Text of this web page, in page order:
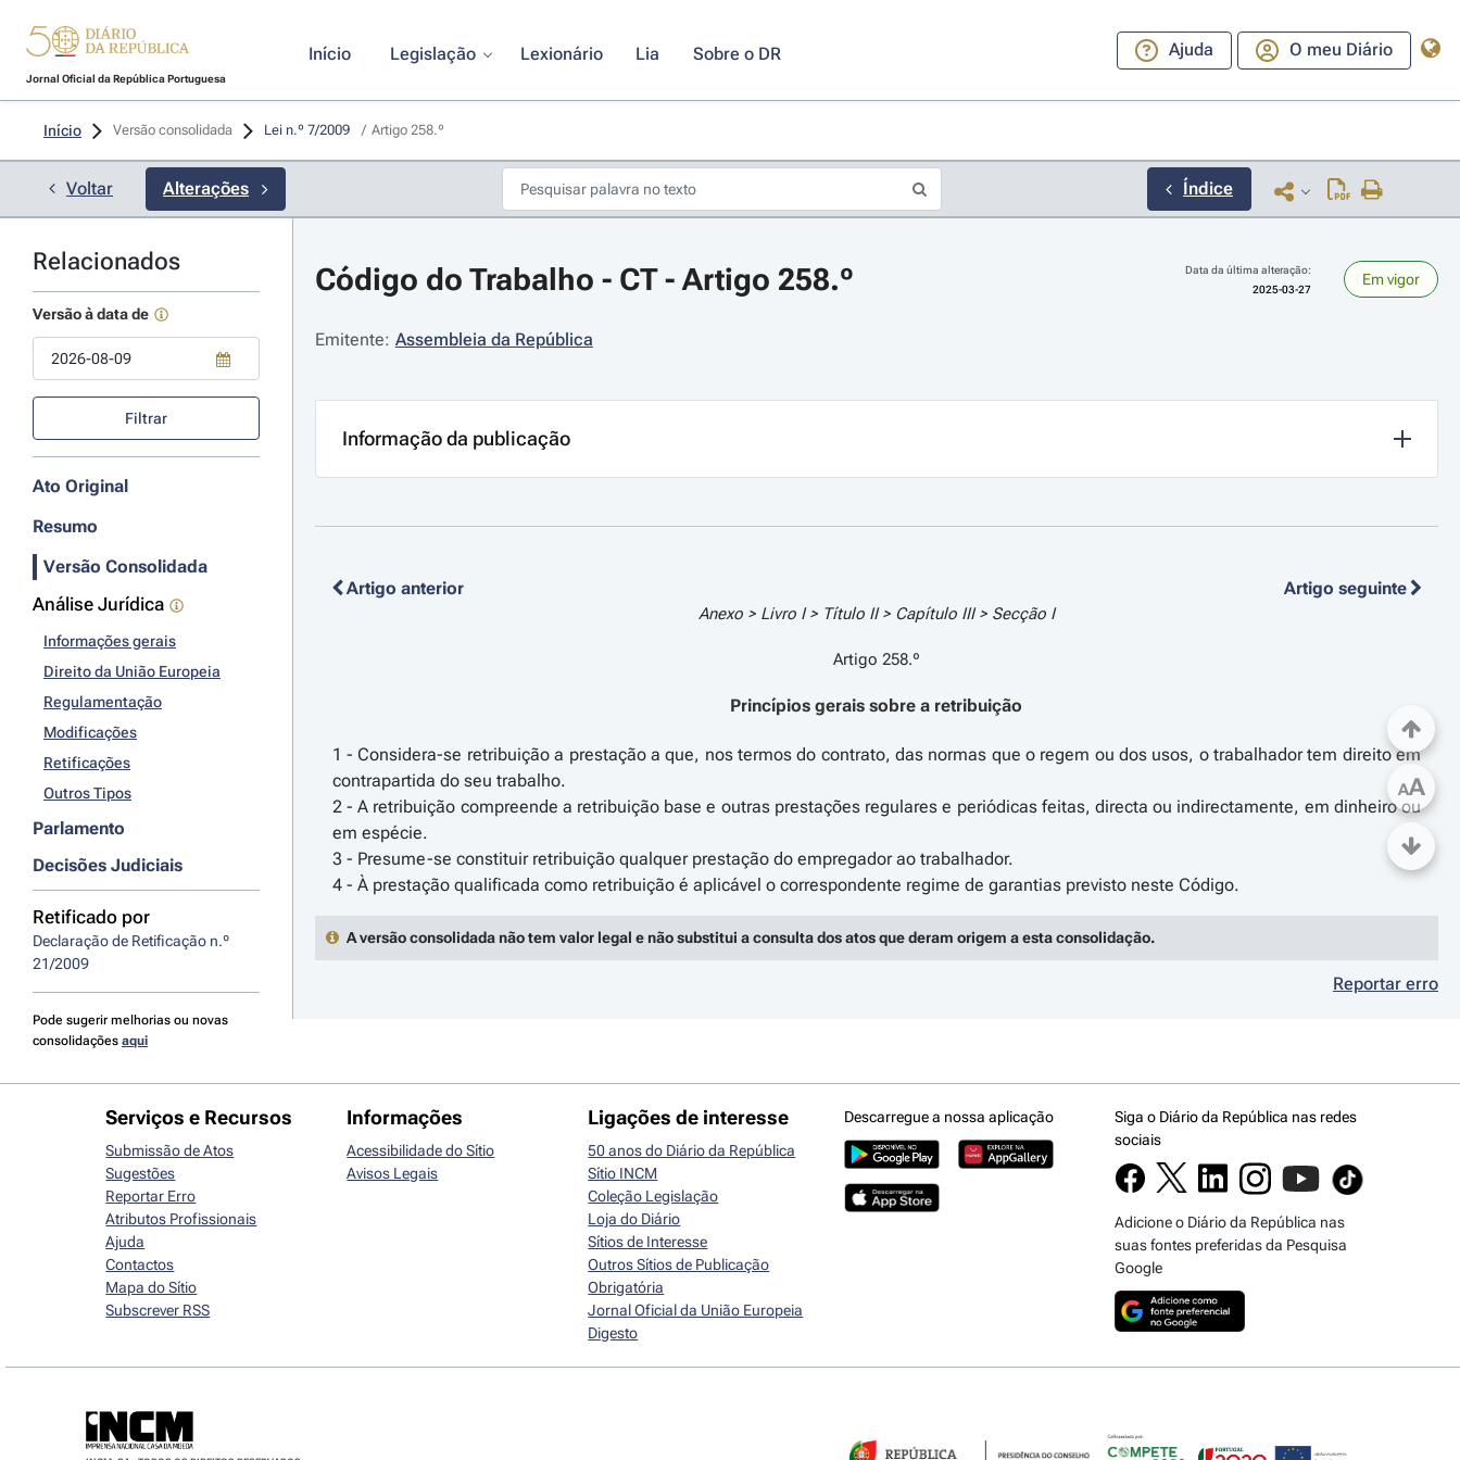
Jornal Oficial da República Portuguesa
Início Legislação Lexionário Lia Sobre o DR Ajuda O meu Diário
Início Versão consolidada Lei n.º 7/2009 / Artigo 258.º
Voltar Alterações Índice
Relacionados
Versão à data de
Filtrar
Ato Original
Resumo
Versão Consolidada
Análise Jurídica
Informações gerais
Direito da União Europeia
Regulamentação
Modificações
Retificações
Outros Tipos
Parlamento
Decisões Judiciais
Retificado por
Declaração de Retificação n.º
21/2009
Pode sugerir melhorias ou novas
consolidações aqui
Código do Trabalho - CT - Artigo 258.º
Data da última alteração:
2025-03-27
Em vigor
Emitente: Assembleia da República
Informação da publicação
Artigo anterior Artigo seguinte
Anexo > Livro I > Título II > Capítulo III > Secção I
Artigo 258.º
Princípios gerais sobre a retribuição
1 - Considera-se retribuição a prestação a que, nos termos do contrato, das normas que o regem ou dos usos, o trabalhador tem direito em
contrapartida do seu trabalho.
2 - A retribuição compreende a retribuição base e outras prestações regulares e periódicas feitas, directa ou indirectamente, em dinheiro ou
em espécie.
3 - Presume-se constituir retribuição qualquer prestação do empregador ao trabalhador.
A versão consolidada não tem valor legal e não substitui a consulta dos atos que deram origem a esta consolidação.
Reportar erro
AA
Serviços e Recursos
Submissão de Atos
Sugestões
Reportar Erro
Atributos Profissionais
Ajuda
Contactos
Mapa do Sítio
Subscrever RSS
Informações
Acessibilidade do Sítio
Avisos Legais
Ligações de interesse
50 anos do Diário da República
Sítio INCM
Coleção Legislação
Loja do Diário
Sítios de Interesse
Outros Sítios de Publicação
Obrigatória
Jornal Oficial da União Europeia
Digesto
Descarregue a nossa aplicação
Siga o Diário da República nas redes
sociais
Adicione o Diário da República nas
suas fontes preferidas da Pesquisa
Google